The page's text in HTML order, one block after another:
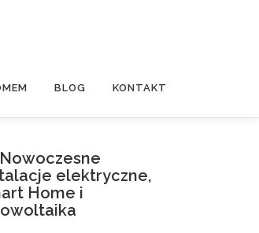
BLOG KONTAKT
Nowoczesne
elektryczne,
Home i